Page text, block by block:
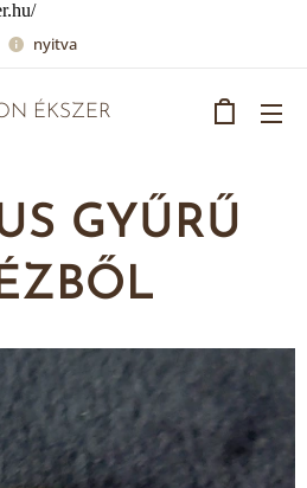
nyitva
ÉKSZER
GYŰRŰ